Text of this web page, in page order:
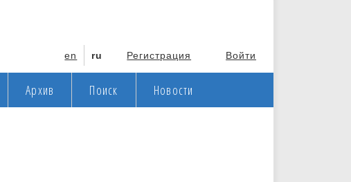
Регистрация Войти
en ru
Архив Поиск Новости